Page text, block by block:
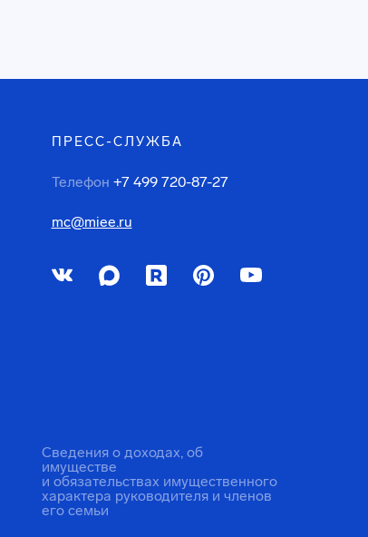
ПРЕСС-СЛУЖБА
Телефон +7 499 720-87-27
mc@miee.ru
Сведения о доходах, об
имуществе
и обязательствах имущественного
характера руководителя и членов
его семьи